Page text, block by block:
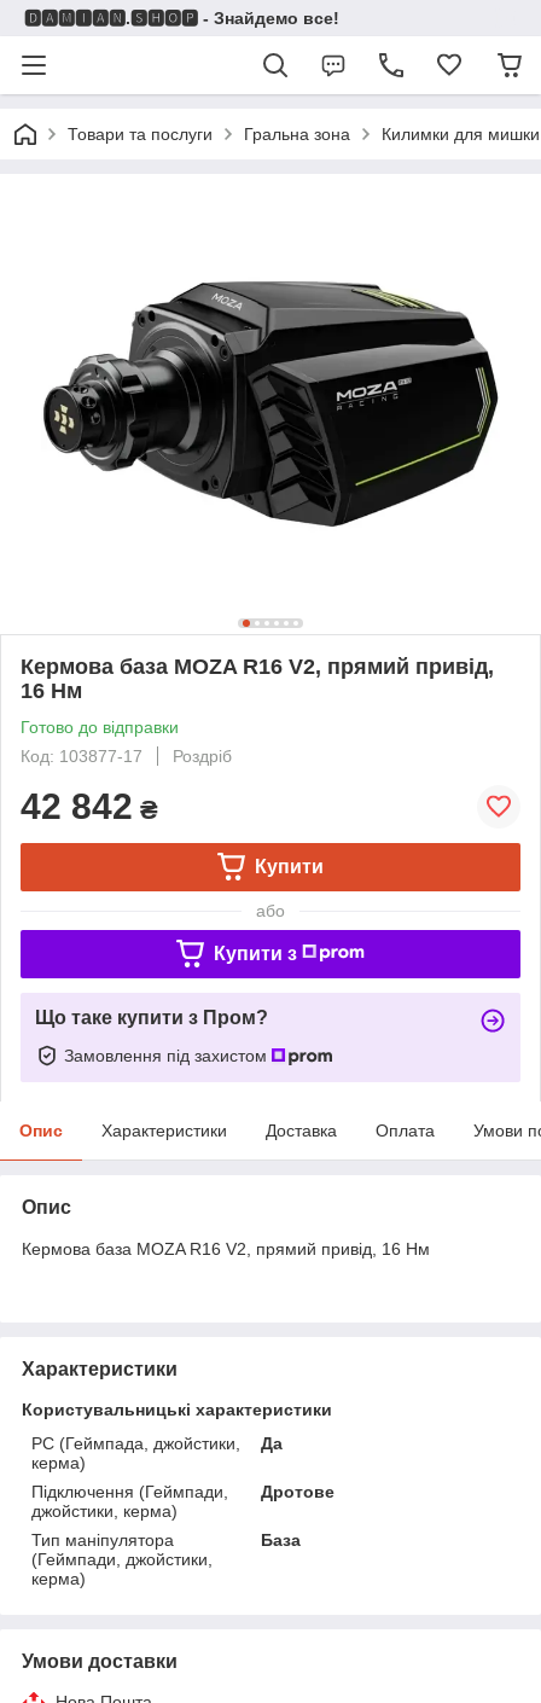
🅳🅰🅼🅸🅰🅽.🆂🅷🅾🅿 - Знайдемо все!
Товари та послуги Гральна зона Килимки для мишки
Кермова база MOZA R16 V2, прямий привід,
16 Нм
Готово до відправки
Код: 103877-17
Роздріб
42 842 ₴
Купити
або
Купити з
Що таке купити з Пром?
Замовлення під захистом
Опис Характеристики Доставка Оплата Умови
Опис
Кермова база MOZA R16 V2, прямий привід, 16 Нм
Характеристики
Користувальницькі характеристики
PC (Геймпада, джойстики,
керма)
Да
Підключення (Геймпади,
джойстики, керма)
Дротове
Тип маніпулятора
(Геймпади, джойстики,
керма)
База
Умови доставки